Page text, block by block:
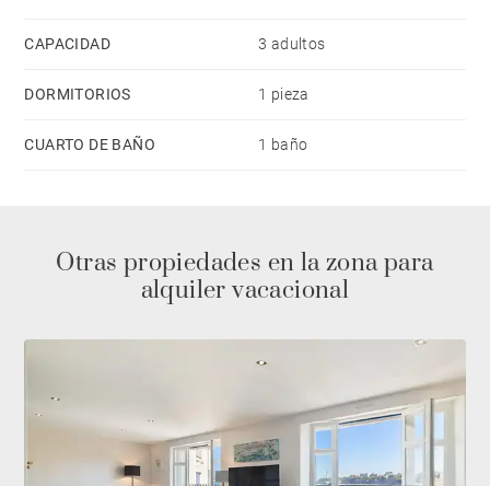
CAPACIDAD 3 adultos
DORMITORIOS 1 pieza
CUARTO DE BAÑO 1 baño
Otras propiedades en la zona para
alquiler vacacional